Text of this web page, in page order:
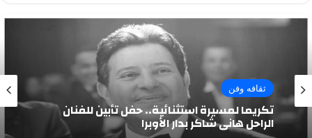
ثقافه وفن
تكريما لمسيرة استثنائية.. حفل تأبين للفنان
الراحل هاني شاكر بدار الأوبرا